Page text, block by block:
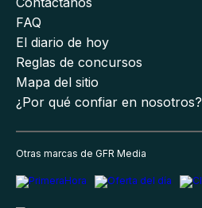
FAQ
El diario de hoy
Reglas de concursos
Mapa del sitio
¿Por qué confiar en nosotros?
Otras marcas de GFR Media